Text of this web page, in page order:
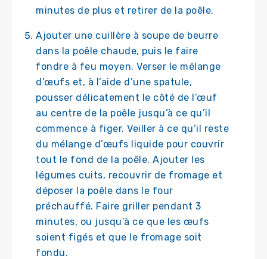
minutes de plus et retirer de la poêle.
Ajouter une cuillère à soupe de beurre
dans la poêle chaude, puis le faire
fondre à feu moyen. Verser le mélange
d’œufs et, à l’aide d’une spatule,
pousser délicatement le côté de l’œuf
au centre de la poêle jusqu’à ce qu’il
commence à figer. Veiller à ce qu’il reste
du mélange d’œufs liquide pour couvrir
tout le fond de la poêle. Ajouter les
légumes cuits, recouvrir de fromage et
déposer la poêle dans le four
préchauffé. Faire griller pendant 3
minutes, ou jusqu’à ce que les œufs
soient figés et que le fromage soit
fondu.